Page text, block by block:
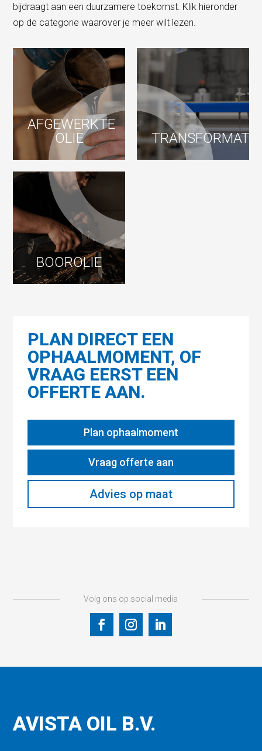
bijdraagt aan een duurzamere toekomst. Klik hieronder
op de categorie waarover je meer wilt lezen.
AFGEWERKTE
OLIE
BOOROLIE
PLAN DIRECT EEN
OPHAALMOMENT, OF
VRAAG EERST EEN
OFFERTE AAN.
Plan ophaalmoment
Vraag offerte aan
Advies op maat
Volg ons op social media
AVISTA OIL B.V.